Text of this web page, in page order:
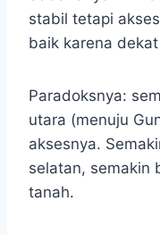
stabil tetapi
baik karena
Paradoksnya:
utara (menuju
aksesnya.
selatan, semakin
tanah.